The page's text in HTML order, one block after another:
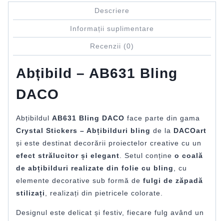
Descriere
Informații suplimentare
Recenzii (0)
Abțibild – AB631 Bling
DACO
Abțibildul AB631 Bling DACO face parte din gama
Crystal Stickers – Abțibilduri bling de la DACOart
și este destinat decorării proiectelor creative cu un
efect strălucitor și elegant . Setul conține o coală
de abțibilduri realizate din folie cu bling
, cu
elemente decorative sub formă de fulgi de zăpadă
stilizați
, realizați din pietricele colorate.
Designul este delicat și festiv, fiecare fulg având un